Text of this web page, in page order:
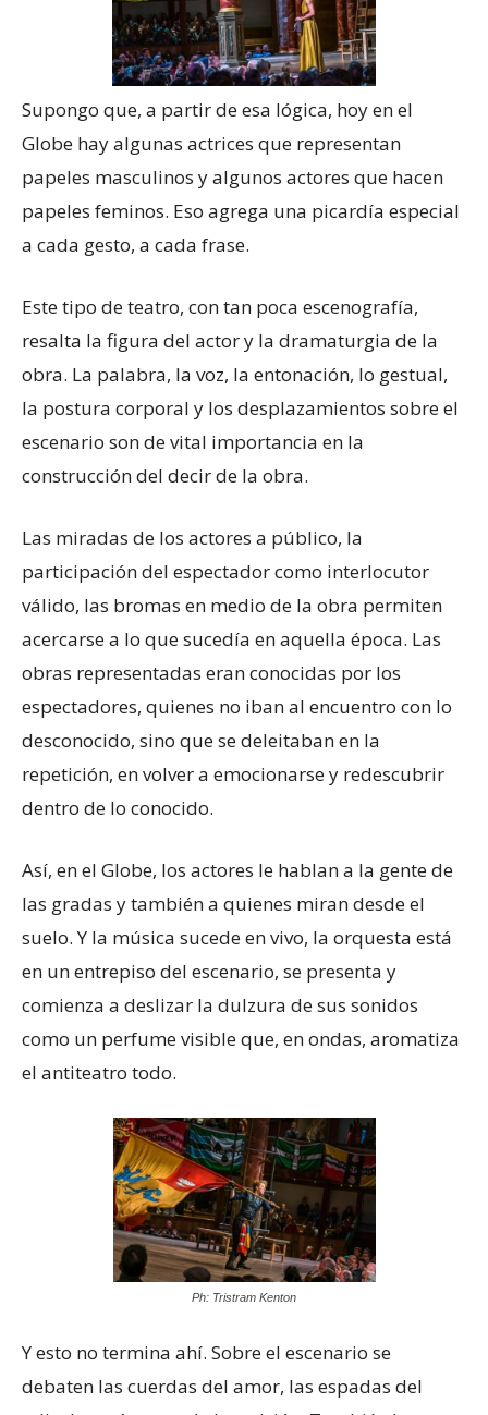
Supongo que, a partir de esa lógica, hoy en el
Globe hay algunas actrices que representan
papeles masculinos y algunos actores que hacen
papeles feminos. Eso agrega una picardía especial
a cada gesto, a cada frase.
Este tipo de teatro, con tan poca escenografía,
resalta la figura del actor y la dramaturgia de la
obra. La palabra, la voz, la entonación, lo gestual,
la postura corporal y los desplazamientos sobre el
escenario son de vital importancia en la
construcción del decir de la obra.
Las miradas de los actores a público, la
participación del espectador como interlocutor
válido, las bromas en medio de la obra permiten
acercarse a lo que sucedía en aquella época. Las
obras representadas eran conocidas por los
espectadores, quienes no iban al encuentro con lo
desconocido, sino que se deleitaban en la
repetición, en volver a emocionarse y redescubrir
dentro de lo conocido.
Así, en el Globe, los actores le hablan a la gente de
las gradas y también a quienes miran desde el
suelo. Y la música sucede en vivo, la orquesta está
en un entrepiso del escenario, se presenta y
comienza a deslizar la dulzura de sus sonidos
como un perfume visible que, en ondas, aromatiza
el antiteatro todo.
Ph: Tristram Kenton
Y esto no termina ahí. Sobre el escenario se
debaten las cuerdas del amor, las espadas del